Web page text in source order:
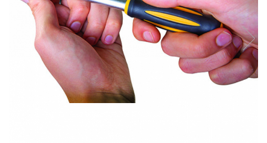
Clima/Aer conditionat
Cricuri cutie viteze
Dispozitive de sablat & accesorii
Dispozitive spalat piese
Dulapuri Bancuri Carucioare
Bancuri de lucru